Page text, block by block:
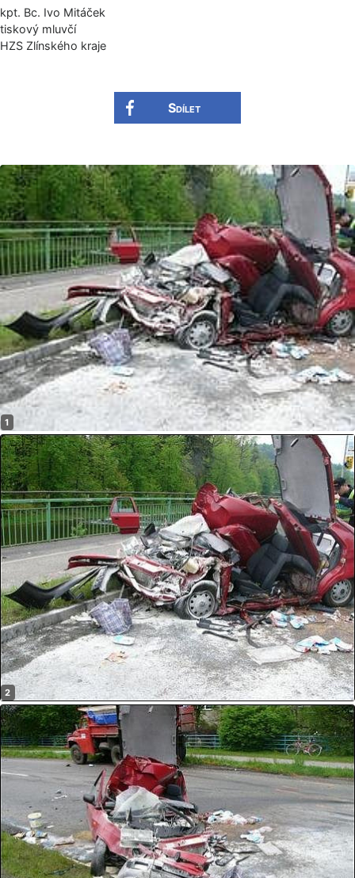
kpt. Bc. Ivo Mitáček
tiskový mluvčí
HZS Zlínského kraje
Sdílet